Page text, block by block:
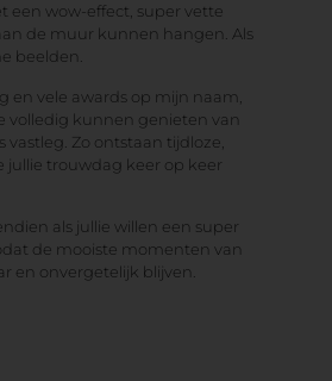
een wow-effect, super vette
de muur kunnen hangen. Als
beelden.
en vele awards op mijn naam,
volledig kunnen genieten van
vastleg. Zo ontstaan tijdloze,
jullie trouwdag keer op keer
als jullie willen een super
de mooiste momenten van
en onvergetelijk blijven.